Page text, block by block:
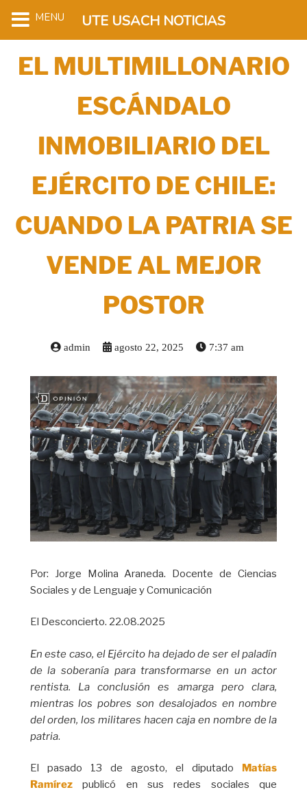
EL MULTIMILLONARIO
ESCÁNDALO
INMOBILIARIO DEL
EJÉRCITO DE CHILE:
CUANDO LA PATRIA SE
VENDE AL MEJOR
POSTOR
admin agosto 22, 2025 7:37 am
Por: Jorge Molina Araneda. Docente de Ciencias
Sociales y de Lenguaje y Comunicación
El Desconcierto. 22.08.2025
En este caso, el Ejército ha dejado de ser el paladín
de la soberanía para transformarse en un actor
rentista. La conclusión es amarga pero clara,
mientras los pobres son desalojados en nombre
del orden, los militares hacen caja en nombre de la
patria.
El pasado 13 de agosto, el diputado Matías
Ramírezpublicó en sus redes sociales que
MENU UTE USACH NOTICIAS